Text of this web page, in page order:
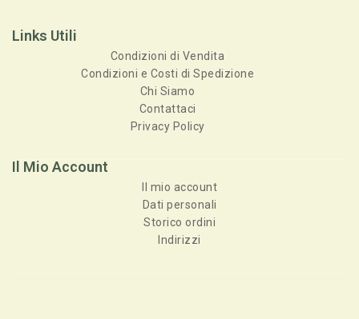
Links Utili
Condizioni di Vendita
Condizioni e Costi di Spedizione
Chi Siamo
Contattaci
Privacy Policy
Il Mio Account
Il mio account
Dati personali
Storico ordini
Indirizzi